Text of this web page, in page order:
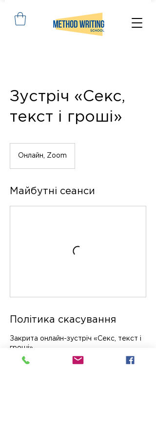
Зустріч «Секс,
текст і гроші»
Онлайн, Zoom
Майбутні сеанси
Політика скасування
Закрита онлайн-зустріч «Секс, текст і